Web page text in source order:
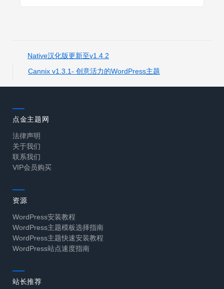
Native汉化版更新至v1.4.2
Cannix v1.3.1- 创意活力的WordPress主题
点金主题网
法律声明
关于我们
联系我们
VIP会员购买
资源
WordPress安装教程
WordPress主题模板选择指南
WordPress主题快速安装教程
WordPress站点速度指南
站长推荐